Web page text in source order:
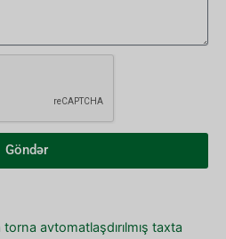
Göndər
torna avtomatlaşdırılmış taxta